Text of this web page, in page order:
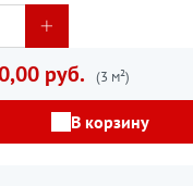
руб. (3 м²)
В корзину